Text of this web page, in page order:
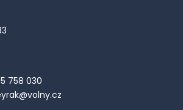
758 030